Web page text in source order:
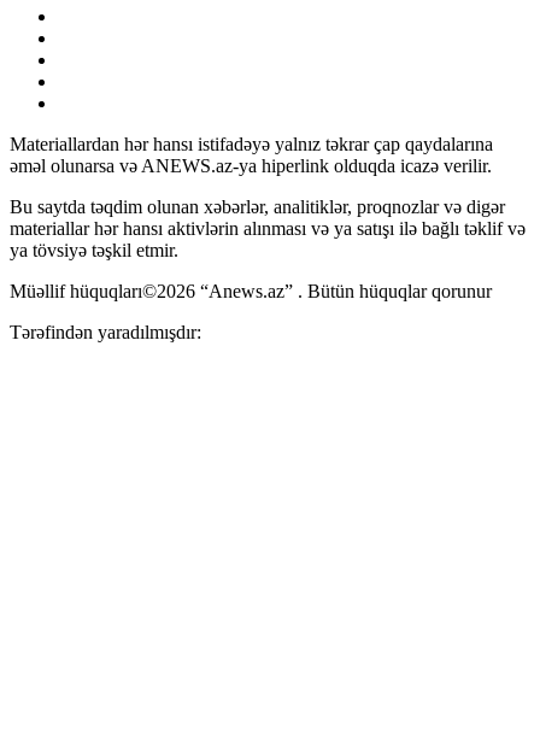
Materiallardan hər hansı istifadəyə yalnız təkrar çap qaydalarına
əməl olunarsa və ANEWS.az-ya hiperlink olduqda icazə verilir.
Bu saytda təqdim olunan xəbərlər, analitiklər, proqnozlar və digər
materiallar hər hansı aktivlərin alınması və ya satışı ilə bağlı təklif və
ya tövsiyə təşkil etmir.
Müəllif hüquqları©2026 “Anews.az” . Bütün hüquqlar qorunur
Tərəfindən yaradılmışdır: